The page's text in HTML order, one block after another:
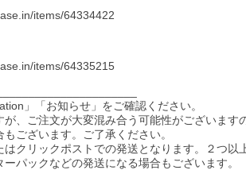
items/64334422
items/64335215
」「お知らせ」をご確認ください。
が、ご注文が大変混み合う可能性がございます
ございます。ご了承ください。
はクリックポストでの発送となります。２つ
パックなどの発送になる場合もございます。